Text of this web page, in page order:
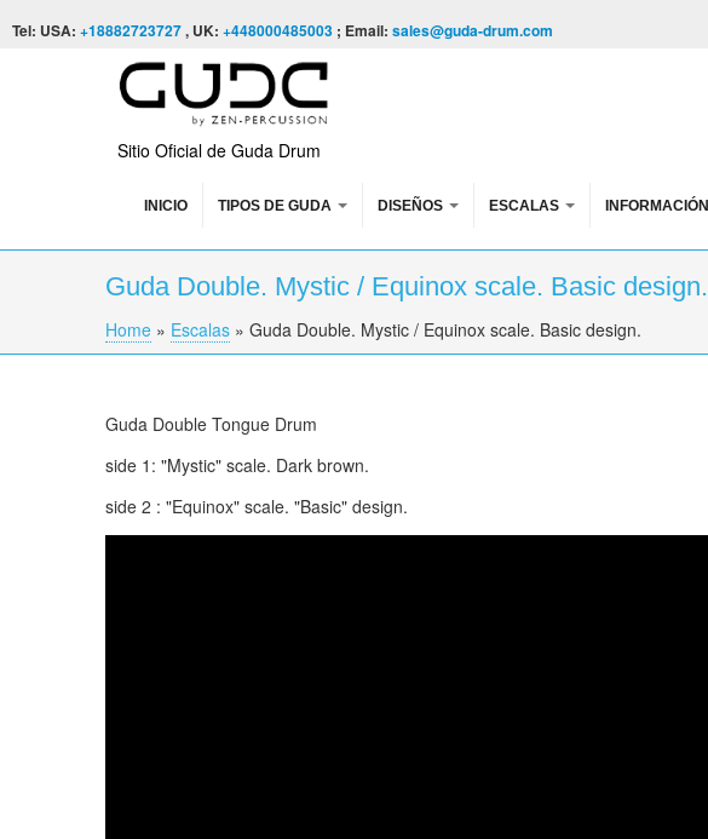
Tel: USA: +18882723727, UK: +448000485003 ; Email: sales@guda-drum.com
Sitio Oficial de Guda Drum
INICIO TIPOS DE GUDA DISEÑOS ESCALAS INFORMACIÓN
Guda Double. Mystic / Equinox scale. Basic design.
You are here
Home » Escalas » Guda Double. Mystic / Equinox scale. Basic design.
Guda Double Tongue Drum
side 1: "Mystic" scale. Dark brown.
side 2 : "Equinox" scale. "Basic" design.